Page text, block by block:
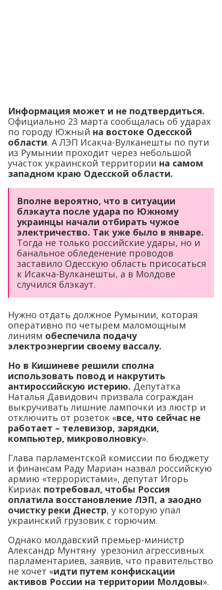
Информация может и не подтвердиться.
Официально 23 марта сообщалась об ударах
по городу Южный на востоке Одесской
области. А ЛЭП Исакча-Вулканешты по пути
из Румынии проходит через небольшой
участок украинской территории на самом
западном краю Одесской области.
Вполне вероятно, что в ситуации
блэкаута после удара по Южному
украинцы начали отбирать чужое
электричество. Так уже было в январе.
Тогда не только российские удары, но и
банальное обледенение проводов
заставило Одесскую область присосаться
к Исакча-Вулканешты, а в Молдове
случился блэкаут.
Нужно отдать должное Румынии, которая
оперативно по четырем маломощным
линиям обеспечила подачу
электроэнергии своему вассалу.
Но в Кишиневе решили сполна
использовать повод и накрутить
антироссийскую истерию. Депутатка
Наталья Давидович призвала сограждан
выкручивать лишние лампочки из люстр и
отключить от розеток «все, что сейчас не
работает – телевизор, зарядки,
компьютер, микроволновку».
Глава парламентской комиссии по бюджету
и финансам Раду Мариан назвал российскую
армию «террористами», депутат Игорь
Кириак потребовал, чтобы Россия
оплатила восстановление ЛЭП, а заодно
очистку реки Днестр, у которую упал
украинский грузовик с горючим.
Однако молдавский премьер-министр
Александр Мунтяну урезонил агрессивных
парламентариев, заявив, что правительство
не хочет «идти путем конфискации
активов России на территории Молдовы».